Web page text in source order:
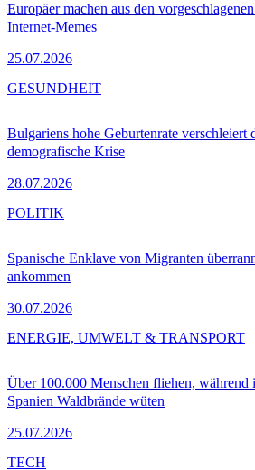
Europäer machen aus den
Internet-Memes
25.07.2026
Bulgariens hohe Geburtenrate verschleiert
demografische Krise
28.07.2026
GESUNDHEIT
Spanische Enklave von Migranten
ankommen
30.07.2026
POLITIK
Über 100.000 Menschen fliehen, während
Spanien Waldbrände wüten
25.07.2026
ENERGIE, UMWELT & TRANSPORT
TECH